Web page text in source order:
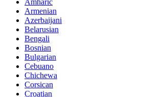
Amharic
Armenian
Azerbaijani
Belarusian
Bengali
Bosnian
Bulgarian
Cebuano
Chichewa
Corsican
Croatian